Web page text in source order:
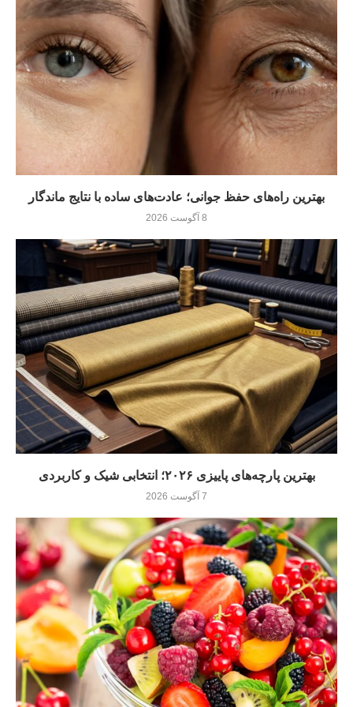
بهترین راه‌های حفظ جوانی؛ عادت‌های ساده با نتایج ماندگار
8 آگوست 2026
بهترین پارچه‌های پاییزی ۲۰۲۶؛ انتخابی شیک و کاربردی
7 آگوست 2026